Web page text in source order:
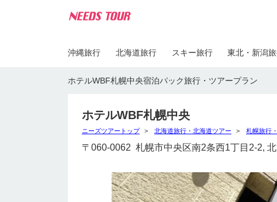
沖縄旅行 北海道旅行 スキー旅行 東北・新潟
ホテルWBF札幌中央宿泊パック旅行・ツアープラン
ホテルWBF札幌中央
ニーズツアートップ 北海道旅行・北海道ツアー 札幌旅行
〒060-0062 札幌市中央区南2条西1丁目2-2,